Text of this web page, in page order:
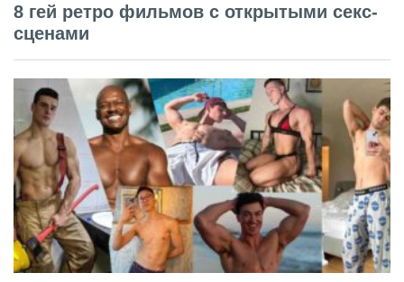
8 гей ретро фильмов с открытыми секс-
сценами